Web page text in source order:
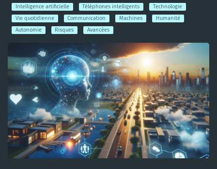
Intelligence artificielle Téléphones intelligents
Technologie
Vie quotidienne
Communication Machines
Humanité
Autonomie
Risques Avancées